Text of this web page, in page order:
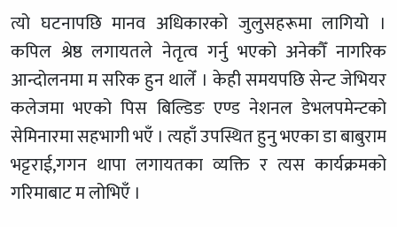
त्यो घटनापछि मानव अधिकारको जुलुसहरूमा लागियो ।
कपिल श्रेष्ठ लगायतले नेतृत्व गर्नु भएको अनेकौँ नागरिक
आन्दोलनमा म सरिक हुन थालेँ । केही समयपछि सेन्ट जेभियर
कलेजमा भएको पिस बिल्डिङ एण्ड नेशनल डेभलपमेन्टको
सेमिनारमा सहभागी भएँ । त्यहाँ उपस्थित हुनु भएका डा बाबुराम
भट्टराई,गगन थापा लगायतका व्यक्ति र त्यस कार्यक्रमको
गरिमाबाट म लोभिएँ ।